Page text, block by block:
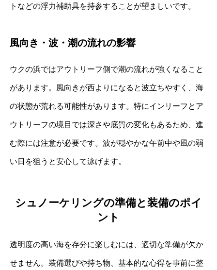
トなどの浮力補助具を持参することが望ましいです。
風向き・波・潮の流れの影響
ウクの浜ではアウトリーフ側で潮の流れが強くなること
があります。風向きが西よりになると波立ちやすく、海
の状態が荒れる可能性があります。特にインリーフとア
ウトリーフの境目では深さや底質の変化もあるため、進
む際には注意が必要です。波が穏やかな午前中や風の弱
い日を狙うと安心して泳げます。
シュノーケリングの準備と装備のポイ
ント
透明度の高い海を存分に楽しむには、適切な準備が欠か
せません。装備選びや持ち物、基本的な心得を事前に整